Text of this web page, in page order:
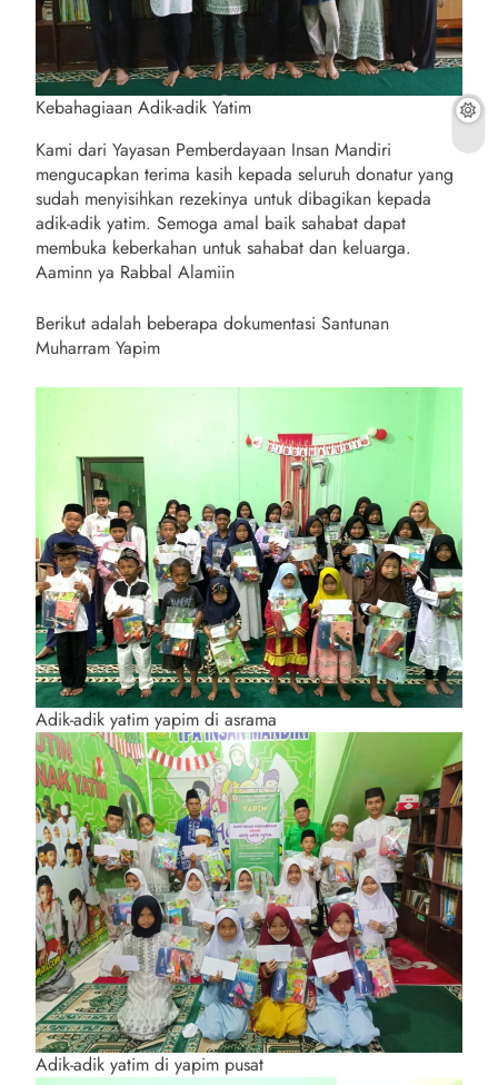
Kebahagiaan Adik-adik Yatim
Kami dari Yayasan Pemberdayaan Insan Mandiri
mengucapkan terima kasih kepada seluruh donatur yang
sudah menyisihkan rezekinya untuk dibagikan kepada
adik-adik yatim. Semoga amal baik sahabat dapat
membuka keberkahan untuk sahabat dan keluarga.
Aaminn ya Rabbal Alamiin
Berikut adalah beberapa dokumentasi Santunan
Muharram Yapim
Adik-adik yatim yapim di asrama
Adik-adik yatim di yapim pusat